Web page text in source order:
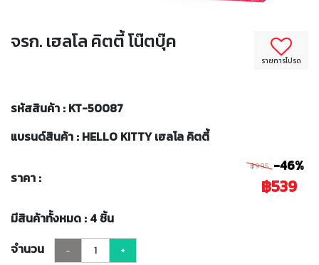
รายการโปรด
จรก. เฮลโล คิตตี้ โน๊ตบุ๊ค
รหัสสินค้า : KT-50087
แบรนด์สินค้า : HELLO KITTY เฮลโล คิตตี้
ราคา :
฿995 -46%
฿539
มีสินค้าทั้งหมด : 4 ชิ้น
จำนวน
- +